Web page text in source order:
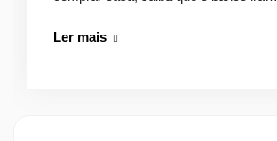
Ler maisTaxa